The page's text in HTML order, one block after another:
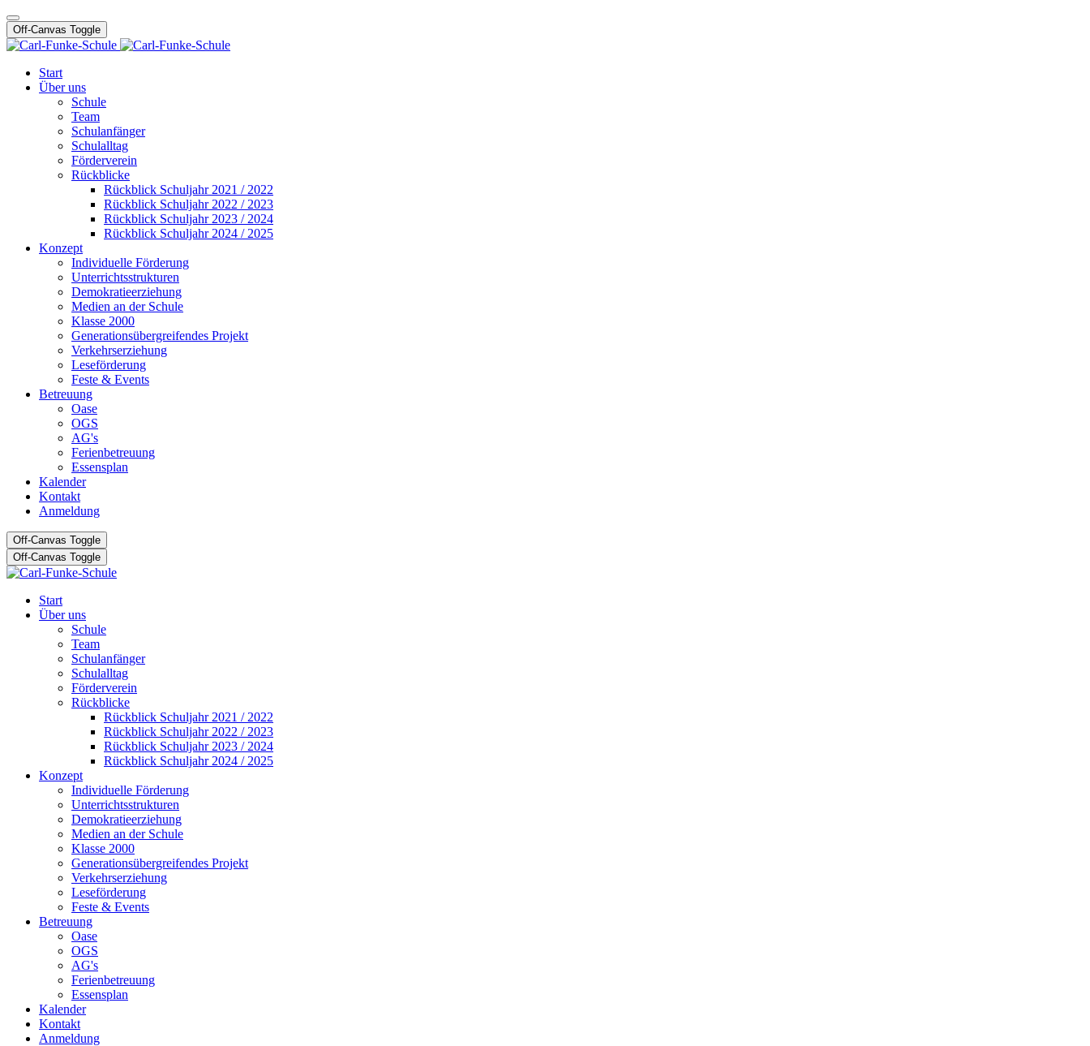
Off-Canvas Toggle
Start
Über uns
Schule
Team
Schulanfänger
Schulalltag
Förderverein
Rückblicke
Rückblick Schuljahr 2021 / 2022
Rückblick Schuljahr 2022 / 2023
Rückblick Schuljahr 2023 / 2024
Rückblick Schuljahr 2024 / 2025
Konzept
Individuelle Förderung
Unterrichtsstrukturen
Demokratieerziehung
Medien an der Schule
Klasse 2000
Generationsübergreifendes Projekt
Verkehrserziehung
Leseförderung
Feste & Events
Betreuung
Oase
OGS
AG's
Ferienbetreuung
Essensplan
Kalender
Kontakt
Anmeldung
Off-Canvas Toggle
Off-Canvas Toggle
Start
Über uns
Schule
Team
Schulanfänger
Schulalltag
Förderverein
Rückblicke
Rückblick Schuljahr 2021 / 2022
Rückblick Schuljahr 2022 / 2023
Rückblick Schuljahr 2023 / 2024
Rückblick Schuljahr 2024 / 2025
Konzept
Individuelle Förderung
Unterrichtsstrukturen
Demokratieerziehung
Medien an der Schule
Klasse 2000
Generationsübergreifendes Projekt
Verkehrserziehung
Leseförderung
Feste & Events
Betreuung
Oase
OGS
AG's
Ferienbetreuung
Essensplan
Kalender
Kontakt
Anmeldung